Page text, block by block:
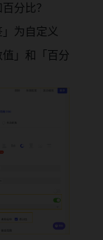
分比？
为自定义
」和「百分